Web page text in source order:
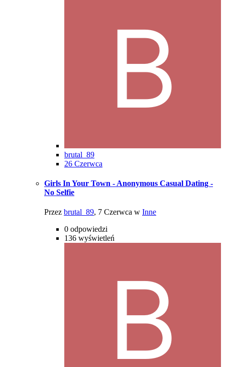
brutal_89
26 Czerwca
Girls In Your Town - Anonymous Casual Dating -
No Selfie
Przez brutal_89, 7 Czerwca w Inne
0 odpowiedzi
136 wyświetleń